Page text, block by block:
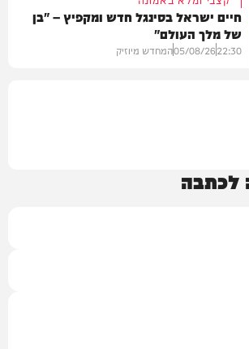
חיים ישראל בסינגל חדש ומקפיץ – "בן
של מלך העולם"
22:30
05/08/26המחדש מיוזיק
לכתבה